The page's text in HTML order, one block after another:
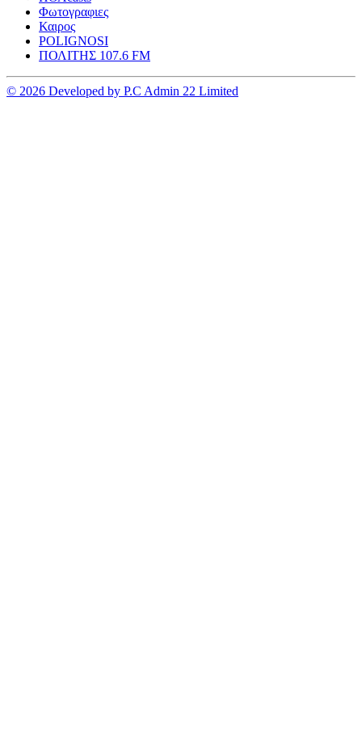
Φωτογραφιες
Καιρος
POLIGNOSI
ΠΟΛΙΤΗΣ 107.6 FM
© 2026 Developed by P.C Admin 22 Limited